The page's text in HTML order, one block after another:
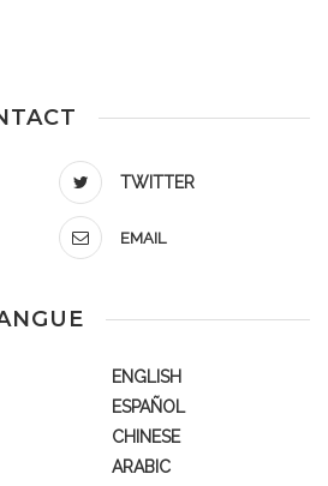
TWITTER
EMAIL
ENGLISH
ESPAÑOL
CHINESE
ARABIC